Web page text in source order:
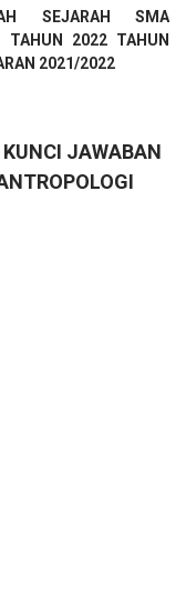
SEJARAH SMA
TAHUN 2022 TAHUN
2021/2022
JAWABAN